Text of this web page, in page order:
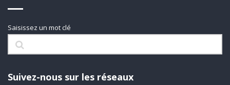
Saisissez un mot clé
Suivez-nous sur les réseaux